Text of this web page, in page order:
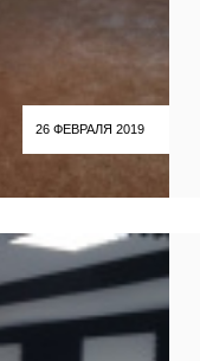
26 ФЕВРАЛЯ 2019